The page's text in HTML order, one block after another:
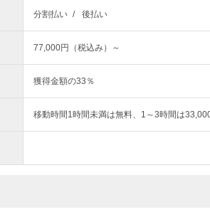
分割払い 後払い
77,000円（税込み）～
獲得金額の33％
移動時間1時間未満は無料、1～3時間は